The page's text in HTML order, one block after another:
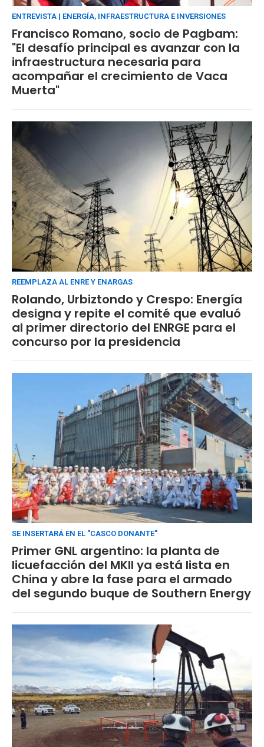
ENTREVISTA | ENERGÍA, INFRAESTRUCTURA E INVERSIONES
Francisco Romano, socio de Pagbam:
"El desafío principal es avanzar con la
infraestructura necesaria para
acompañar el crecimiento de Vaca
Muerta"
REEMPLAZA AL ENRE Y ENARGAS
Rolando, Urbiztondo y Crespo: Energía
designa y repite el comité que evaluó
al primer directorio del ENRGE para el
concurso por la presidencia
SE INSERTARÁ EN EL "CASCO DONANTE"
Primer GNL argentino: la planta de
licuefacción del MKII ya está lista en
China y abre la fase para el armado
del segundo buque de Southern Energy